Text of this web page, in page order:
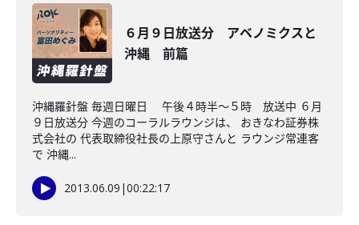
６月９日放送分 アベノミクスと
沖縄 前篇
沖縄羅針盤 毎週日曜日 午後４時半～５時 放送中 ６月
９日放送分 今週のコーラルラウンジは、 おきなわ証券株
式会社の 代表取締役社長の上原守さんと ラウンジ常連客
で 沖縄...
2013.06.09 |00:22:17